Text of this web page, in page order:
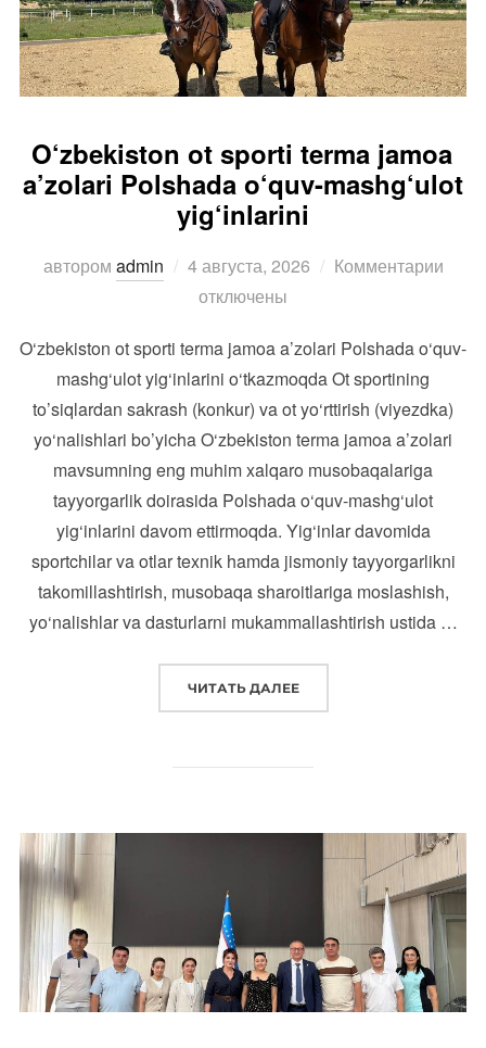
O‘zbekiston ot sporti terma jamoa
a’zolari Polshada o‘quv-mashg‘ulot
yig‘inlarini
автором admin Опубликовано
4 августа, 2026
Комментарии
отключены
O‘zbekiston ot sporti terma jamoa a’zolari Polshada o‘quv-
mashg‘ulot yig‘inlarini o‘tkazmoqda Ot sportining
to’siqlardan sakrash (konkur) va ot yo‘rttirish (viyezdka)
yo‘nalishlari bo’yicha O‘zbekiston terma jamoa a’zolari
mavsumning eng muhim xalqaro musobaqalariga
tayyorgarlik doirasida Polshada o‘quv-mashg‘ulot
yig‘inlarini davom ettirmoqda. Yig‘inlar davomida
sportchilar va otlar texnik hamda jismoniy tayyorgarlikni
takomillashtirish, musobaqa sharoitlariga moslashish,
yo‘nalishlar va dasturlarni mukammallashtirish ustida …
ЧИТАТЬ ДАЛЕЕ“O‘ZBEKISTON OT SPORTI